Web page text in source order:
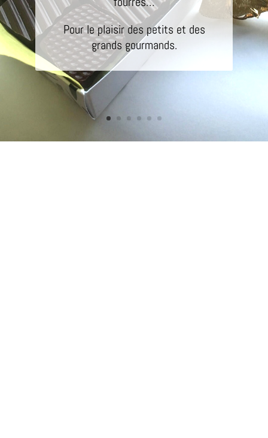
Pour le plaisir des petits et des
grands gourmands.